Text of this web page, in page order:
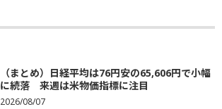
（まとめ）日経平均は76円安の65,606円で小幅
に続落 来週は米物価指標に注目
2026/08/07